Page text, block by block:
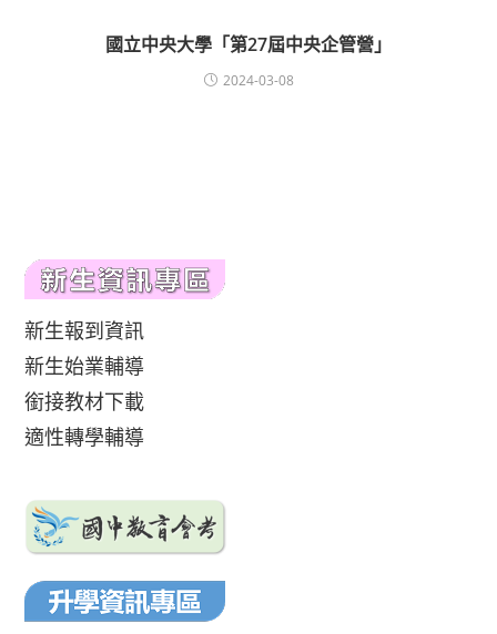
國立中央大學「第27屆中央企管營」
2024-03-08
新生報到資訊
新生始業輔導
銜接教材下載
適性轉學輔導